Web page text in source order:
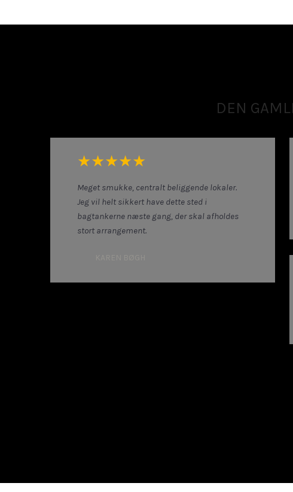
DEN
​★★★★★
Meget smukke, centralt beliggende lokaler.
Jeg vil helt sikkert have dette sted i
bagtankerne næste gang, der skal afholdes
stort arrangement.